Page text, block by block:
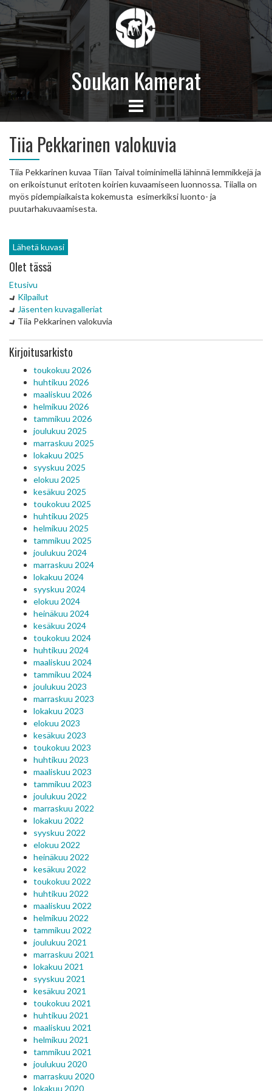
Soukan Kamerat
Tiia Pekkarinen valokuvia
Tiia Pekkarinen kuvaa Tiian Taival toiminimellä lähinnä lemmikkejä ja
on erikoistunut eritoten koirien kuvaamiseen luonnossa. Tiialla on
myös pidempiaikaista kokemusta esimerkiksi luonto- ja
puutarhakuvaamisesta.
Lähetä kuvasi
Olet tässä
Etusivu
Kilpailut
Jäsenten kuvagalleriat
Tiia Pekkarinen valokuvia
Kirjoitusarkisto
toukokuu 2026
huhtikuu 2026
maaliskuu 2026
helmikuu 2026
tammikuu 2026
joulukuu 2025
marraskuu 2025
lokakuu 2025
syyskuu 2025
elokuu 2025
kesäkuu 2025
toukokuu 2025
huhtikuu 2025
helmikuu 2025
tammikuu 2025
joulukuu 2024
marraskuu 2024
lokakuu 2024
syyskuu 2024
elokuu 2024
heinäkuu 2024
kesäkuu 2024
toukokuu 2024
huhtikuu 2024
maaliskuu 2024
tammikuu 2024
joulukuu 2023
marraskuu 2023
lokakuu 2023
elokuu 2023
kesäkuu 2023
toukokuu 2023
huhtikuu 2023
maaliskuu 2023
tammikuu 2023
joulukuu 2022
marraskuu 2022
lokakuu 2022
syyskuu 2022
elokuu 2022
heinäkuu 2022
kesäkuu 2022
toukokuu 2022
huhtikuu 2022
maaliskuu 2022
helmikuu 2022
tammikuu 2022
joulukuu 2021
marraskuu 2021
lokakuu 2021
syyskuu 2021
kesäkuu 2021
toukokuu 2021
huhtikuu 2021
maaliskuu 2021
helmikuu 2021
tammikuu 2021
joulukuu 2020
marraskuu 2020
lokakuu 2020